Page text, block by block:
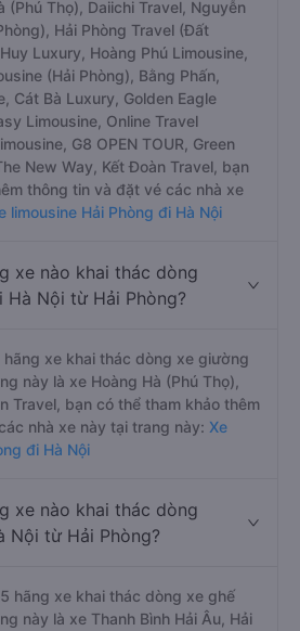
(Phú Thọ), Daiichi Travel, Nguyễn
Hải Phòng Travel (Đất
Luxury, Hoàng Phú Limousine,
(Hải Phòng), Bằng Phấn,
Cát Bà Luxury, Golden Eagle
Limousine, Online Travel
G8 OPEN TOUR, Green
New Way, Kết Đoàn Travel, bạn
thông tin và đặt vé các nhà xe
limousine Hải Phòng đi Hà Nội
xe nào khai thác dòng
Nội từ Hải Phòng?
hãng xe khai thác dòng xe giường
này là xe Hoàng Hà (Phú Thọ),
Travel, bạn có thể tham khảo thêm
nhà xe này tại trang này: Xe
đi Hà Nội
xe nào khai thác dòng
Nội từ Hải Phòng?
hãng xe khai thác dòng xe ghế
này là xe Thanh Bình Hải Âu, Hải